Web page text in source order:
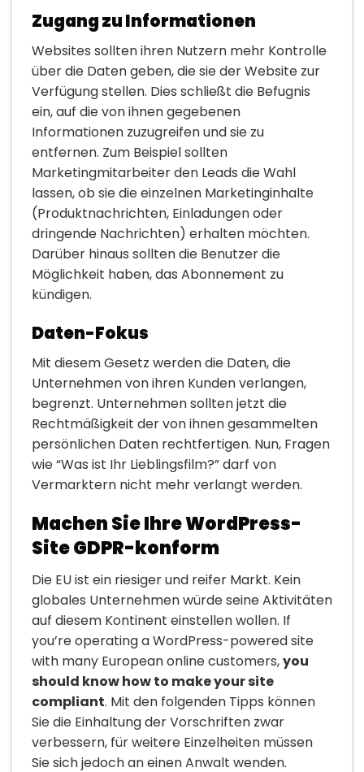
Zugang zu Informationen
Websites sollten ihren Nutzern mehr Kontrolle
über die Daten geben, die sie der Website zur
Verfügung stellen. Dies schließt die Befugnis
ein, auf die von ihnen gegebenen
Informationen zuzugreifen und sie zu
entfernen. Zum Beispiel sollten
Marketingmitarbeiter den Leads die Wahl
lassen, ob sie die einzelnen Marketinginhalte
(Produktnachrichten, Einladungen oder
dringende Nachrichten) erhalten möchten.
Darüber hinaus sollten die Benutzer die
Möglichkeit haben, das Abonnement zu
kündigen.
Daten-Fokus
Mit diesem Gesetz werden die Daten, die
Unternehmen von ihren Kunden verlangen,
begrenzt. Unternehmen sollten jetzt die
Rechtmäßigkeit der von ihnen gesammelten
persönlichen Daten rechtfertigen. Nun, Fragen
wie “Was ist Ihr Lieblingsfilm?” darf von
Vermarktern nicht mehr verlangt werden.
Machen Sie Ihre WordPress-
Site GDPR-konform
Die EU ist ein riesiger und reifer Markt. Kein
globales Unternehmen würde seine Aktivitäten
auf diesem Kontinent einstellen wollen. If
you’re operating a WordPress-powered site
with many European online customers,you
should know how to make your site
compliant. Mit den folgenden Tipps können
Sie die Einhaltung der Vorschriften zwar
verbessern, für weitere Einzelheiten müssen
Sie sich jedoch an einen Anwalt wenden.